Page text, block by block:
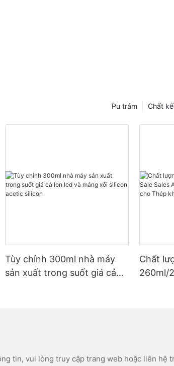
Chất
Pu trám
Tùy chỉnh 300ml nhà máy
sản xuất trong suốt giá cả
Chất
260ml/
tin, vui lòng truy cập trang web hoặc liên hệ